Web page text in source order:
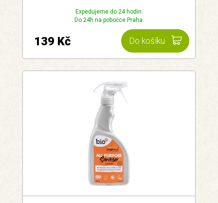
Expedujeme do 24 hodin.
Do 24h na pobočce Praha.
Do košíku
139 Kč